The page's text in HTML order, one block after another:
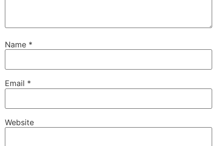
Name *
Email *
Website